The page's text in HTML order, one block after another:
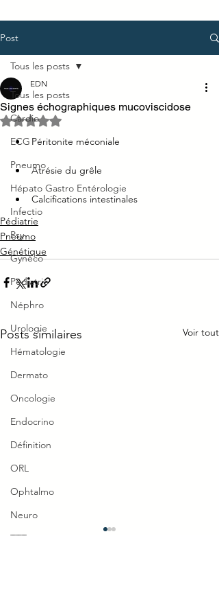
Post
Tous les posts
Cardio
ECG
Pneumo
Hépato Gastro Entérologie
Infectio
Psy
Gynéco
Pédiatrie
Néphro
Urologie
Hématologie
Dermato
Oncologie
Endocrino
Définition
ORL
Ophtalmo
Neuro
TTT
Tous les posts
Signes échographiques mucoviscidose
EDN
Noté NaN étoiles sur 5.
Péritonite méconiale
Atrésie du grêle
Calcifications intestinales
Pédiatrie
Pneumo
Génétique
Posts similaires Voir tout